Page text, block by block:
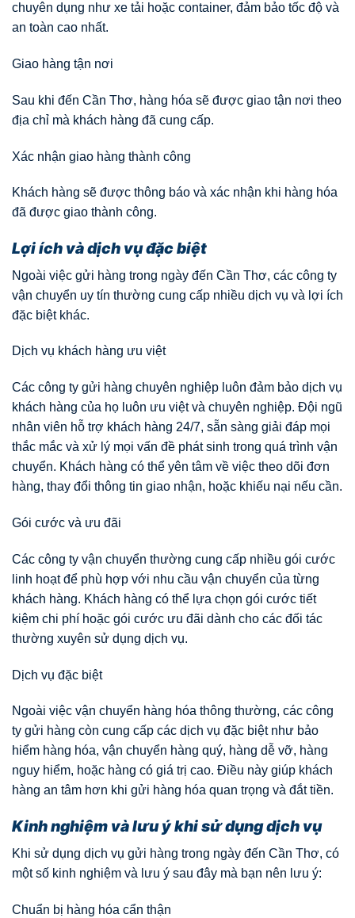
chuyên dụng như xe tải hoặc container, đảm bảo tốc độ và
an toàn cao nhất.
Giao hàng tận nơi
Sau khi đến Cần Thơ, hàng hóa sẽ được giao tận nơi theo
địa chỉ mà khách hàng đã cung cấp.
Xác nhận giao hàng thành công
Khách hàng sẽ được thông báo và xác nhận khi hàng hóa
đã được giao thành công.
Lợi ích và dịch vụ đặc biệt
Ngoài việc gửi hàng trong ngày đến Cần Thơ, các công ty
vận chuyển uy tín thường cung cấp nhiều dịch vụ và lợi ích
đặc biệt khác.
Dịch vụ khách hàng ưu việt
Các công ty gửi hàng chuyên nghiệp luôn đảm bảo dịch vụ
khách hàng của họ luôn ưu việt và chuyên nghiệp. Đội ngũ
nhân viên hỗ trợ khách hàng 24/7, sẵn sàng giải đáp mọi
thắc mắc và xử lý mọi vấn đề phát sinh trong quá trình vận
chuyển. Khách hàng có thể yên tâm về việc theo dõi đơn
hàng, thay đổi thông tin giao nhận, hoặc khiếu nại nếu cần.
Gói cước và ưu đãi
Các công ty vận chuyển thường cung cấp nhiều gói cước
linh hoạt để phù hợp với nhu cầu vận chuyển của từng
khách hàng. Khách hàng có thể lựa chọn gói cước tiết
kiệm chi phí hoặc gói cước ưu đãi dành cho các đối tác
thường xuyên sử dụng dịch vụ.
Dịch vụ đặc biệt
Ngoài việc vận chuyển hàng hóa thông thường, các công
ty gửi hàng còn cung cấp các dịch vụ đặc biệt như bảo
hiểm hàng hóa, vận chuyển hàng quý, hàng dễ vỡ, hàng
nguy hiểm, hoặc hàng có giá trị cao. Điều này giúp khách
hàng an tâm hơn khi gửi hàng hóa quan trọng và đắt tiền.
Kinh nghiệm và lưu ý khi sử dụng dịch vụ
Khi sử dụng dịch vụ gửi hàng trong ngày đến Cần Thơ, có
một số kinh nghiệm và lưu ý sau đây mà bạn nên lưu ý:
Chuẩn bị hàng hóa cẩn thận